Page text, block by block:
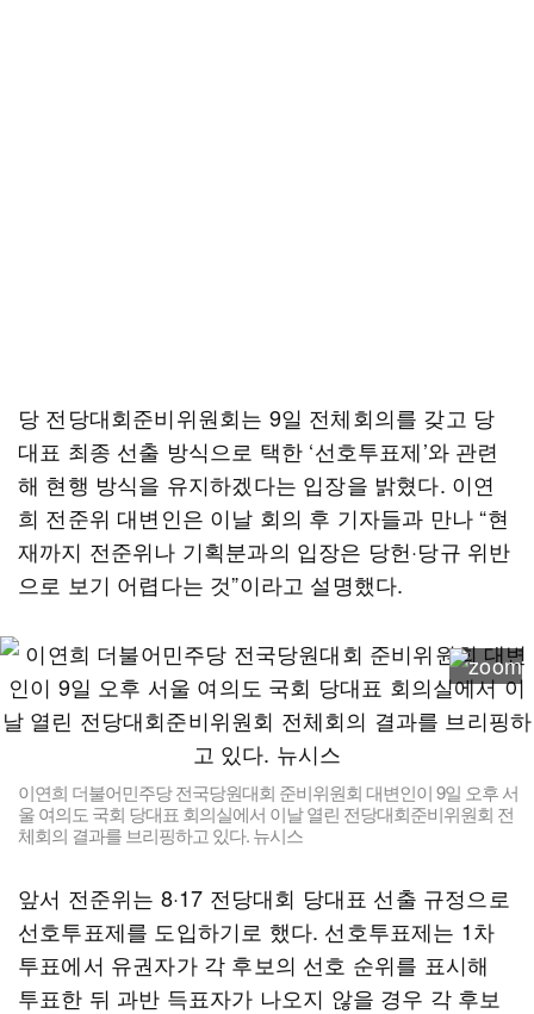
당 전당대회준비위원회는 9일 전체회의를 갖고 당
대표 최종 선출 방식으로 택한 ‘선호투표제’와 관련
해 현행 방식을 유지하겠다는 입장을 밝혔다. 이연
희 전준위 대변인은 이날 회의 후 기자들과 만나 “현
재까지 전준위나 기획분과의 입장은 당헌·당규 위반
으로 보기 어렵다는 것”이라고 설명했다.
이연희 더불어민주당 전국당원대회 준비위원회 대변인이 9일 오후 서
울 여의도 국회 당대표 회의실에서 이날 열린 전당대회준비위원회 전
체회의 결과를 브리핑하고 있다. 뉴시스
앞서 전준위는 8·17 전당대회 당대표 선출 규정으로
선호투표제를 도입하기로 했다. 선호투표제는 1차
투표에서 유권자가 각 후보의 선호 순위를 표시해
투표한 뒤 과반 득표자가 나오지 않을 경우 각 후보